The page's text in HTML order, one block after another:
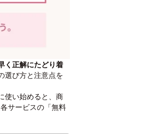
く正解にたどり着
選び方と注意点を
使い始めると、商
サービスの「無料